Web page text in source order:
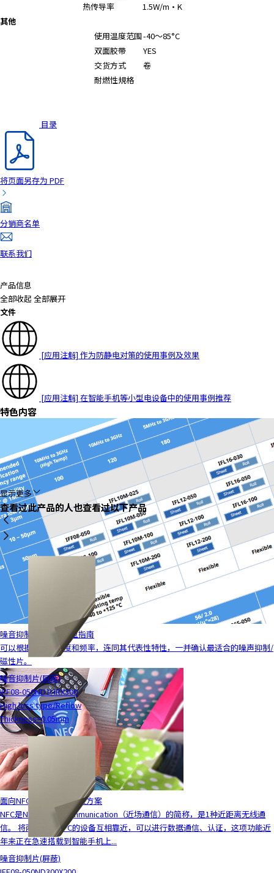
热传导率
1.5W/m・K
其他
使用温度范围-40～85°C
双面胶带
YES
交货方式
卷
耐燃性規格
目录
将页面另存为 PDF
分销商名单
联系我们
产品信息
全部收起 全部展开
文件
[应用注解] 作为防静电对策的使用事例及效果
[应用注解] 在智能手机等小型电设备中的使用事例推荐
特色内容
噪音抑制/磁性片 选型指南
可以根据产品的厚度和频率，连同其代表性特性，一并确认最适合的噪声抑制/
磁性片。
面向NFC电路的总体解决方案
NFC是Near Field Communication（近场通信）的简称，是1种近距离无线通
信。 将两个支持NFC的设备互相靠近，可以进行数据通信、认证，这项功能近
年来正在急速搭载到智能手机上...
显示更多
查看过此产品的人也查看过以下产品
噪音抑制片(屏蔽)
IFF08-050ND1HRX300
High loss type/Reflow
Thickness=0.05mm
噪音抑制片(屏蔽)